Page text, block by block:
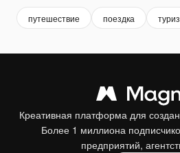
путешествие поездка
Креативная платформа для
Более 1 миллиона
предприятий,